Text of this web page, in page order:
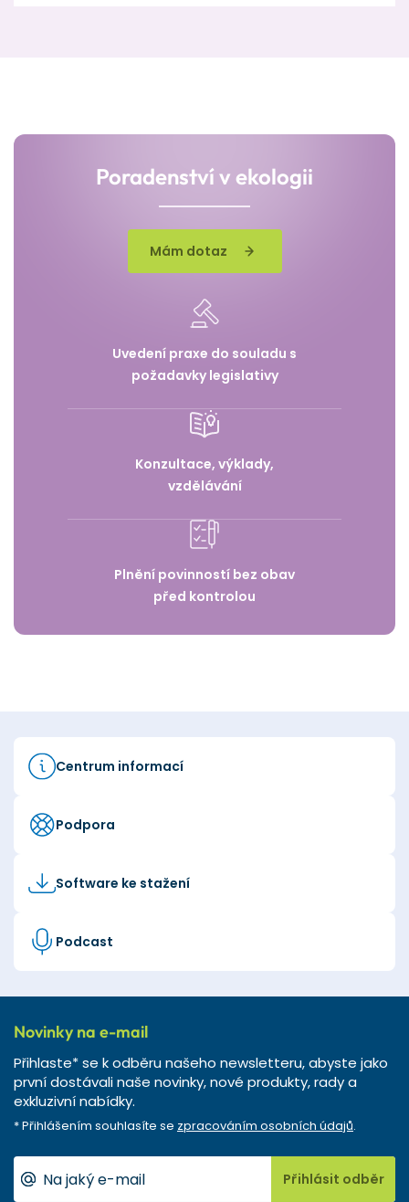
Poradenství v ekologii
Mám dotaz
Uvedení praxe do souladu s
požadavky legislativy
Konzultace, výklady,
vzdělávání
Plnění povinností bez obav
před kontrolou
Centrum informací
Podpora
Software ke stažení
Podcast
Novinky na e-mail
Přihlaste* se k odběru našeho newsletteru, abyste jako
první dostávali naše novinky, nové produkty, rady a
exkluzivní nabídky.
* Přihlášením souhlasíte se zpracováním osobních údajů.
Přihlásit odběr